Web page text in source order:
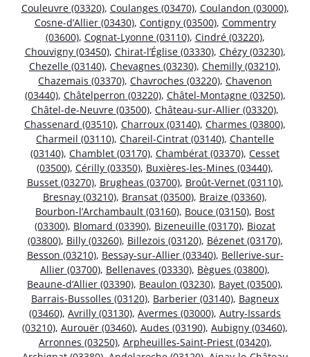
Couleuvre (03320), Coulanges (03470), Coulandon (03000),
Cosne-d’Allier (03430), Contigny (03500), Commentry
(03600), Cognat-Lyonne (03110), Cindré (03220),
Chouvigny (03450), Chirat-l’Église (03330), Chézy (03230),
Chezelle (03140), Chevagnes (03230), Chemilly (03210),
Chazemais (03370), Chavroches (03220), Chavenon
(03440), Châtelperron (03220), Châtel-Montagne (03250),
Châtel-de-Neuvre (03500), Château-sur-Allier (03320),
Chassenard (03510), Charroux (03140), Charmes (03800),
Charmeil (03110), Chareil-Cintrat (03140), Chantelle
(03140), Chamblet (03170), Chambérat (03370), Cesset
(03500), Cérilly (03350), Buxières-les-Mines (03440),
Busset (03270), Brugheas (03700), Broût-Vernet (03110),
Bresnay (03210), Bransat (03500), Braize (03360),
Bourbon-l’Archambault (03160), Bouce (03150), Bost
(03300), Blomard (03390), Bizeneuille (03170), Biozat
(03800), Billy (03260), Billezois (03120), Bézenet (03170),
Besson (03210), Bessay-sur-Allier (03340), Bellerive-sur-
Allier (03700), Bellenaves (03330), Bègues (03800),
Beaune-d’Allier (03390), Beaulon (03230), Bayet (03500),
Barrais-Bussolles (03120), Barberier (03140), Bagneux
(03460), Avrilly (03130), Avermes (03000), Autry-Issards
(03210), Aurouër (03460), Audes (03190), Aubigny (03460),
Arronnes (03250), Arpheuilles-Saint-Priest (03420),